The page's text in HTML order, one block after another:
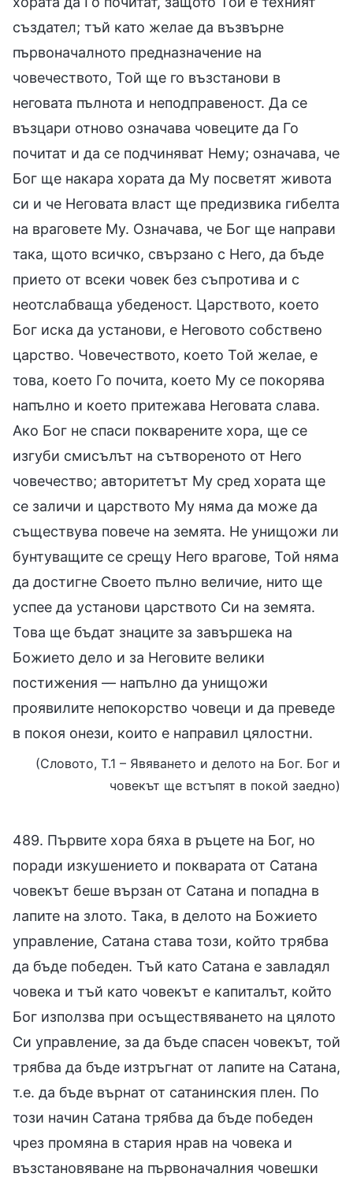
създател; тъй като желае да възвърне
първоначалното предназначение на
човечеството, Той ще го възстанови в
неговата пълнота и неподправеност. Да се
възцари отново означава човеците да Го
почитат и да се подчиняват Нему; означава, че
Бог ще накара хората да Му посветят живота
си и че Неговата власт ще предизвика гибелта
на враговете Му. Означава, че Бог ще направи
така, щото всичко, свързано с Него, да бъде
прието от всеки човек без съпротива и с
неотслабваща убеденост. Царството, което
Бог иска да установи, е Неговото собствено
царство. Човечеството, което Той желае, е
това, което Го почита, което Му се покорява
напълно и което притежава Неговата слава.
Ако Бог не спаси покварените хора, ще се
изгуби смисълът на сътвореното от Него
човечество; авторитетът Му сред хората ще
се заличи и царството Му няма да може да
съществува повече на земята. Не унищожи ли
бунтуващите се срещу Него врагове, Той няма
да достигне Своето пълно величие, нито ще
успее да установи царството Си на земята.
Това ще бъдат знаците за завършека на
Божието дело и за Неговите велики
постижения — напълно да унищожи
проявилите непокорство човеци и да преведе
в покоя онези, които е направил цялостни.
(Словото, Т.1 – Явяването и делото на Бог. Бог и
човекът ще встъпят в покой заедно)
489. Първите хора бяха в ръцете на Бог, но
поради изкушението и покварата от Сатана
човекът беше вързан от Сатана и попадна в
лапите на злото. Така, в делото на Божието
управление, Сатана става този, който трябва
да бъде победен. Тъй като Сатана е завладял
човека и тъй като човекът е капиталът, който
Бог използва при осъществяването на цялото
Си управление, за да бъде спасен човекът, той
трябва да бъде изтръгнат от лапите на Сатана,
т.е. да бъде върнат от сатанинския плен. По
този начин Сатана трябва да бъде победен
чрез промяна в стария нрав на човека и
възстановяване на първоначалния човешки